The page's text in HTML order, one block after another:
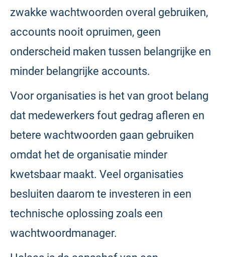
zwakke wachtwoorden overal gebruiken,
accounts nooit opruimen, geen
onderscheid maken tussen belangrijke en
minder belangrijke accounts.
Voor organisaties is het van groot belang
dat medewerkers fout gedrag afleren en
betere wachtwoorden gaan gebruiken
omdat het de organisatie minder
kwetsbaar maakt. Veel organisaties
besluiten daarom te investeren in een
technische oplossing zoals een
wachtwoordmanager.